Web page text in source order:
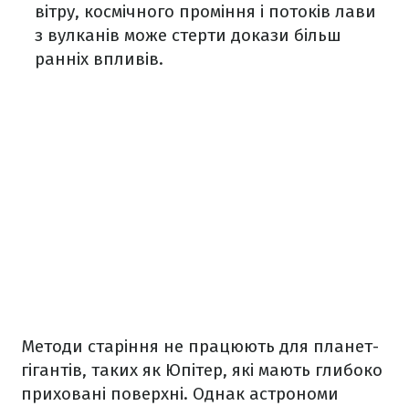
вітру, космічного проміння і потоків лави
з вулканів може стерти докази більш
ранніх впливів.
Методи старіння не працюють для планет-
гігантів, таких як Юпітер, які мають глибоко
приховані поверхні. Однак астрономи